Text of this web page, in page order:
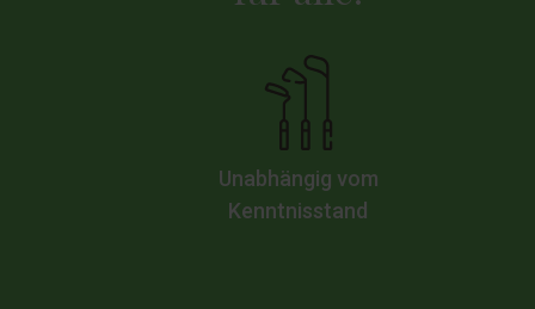
Unabhängig vom
Kenntnisstand